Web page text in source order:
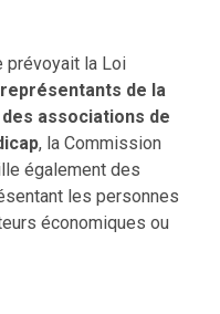
prévoyait la Loi
représentants de la
associations de
, la Commission
également des
les personnes
économiques ou